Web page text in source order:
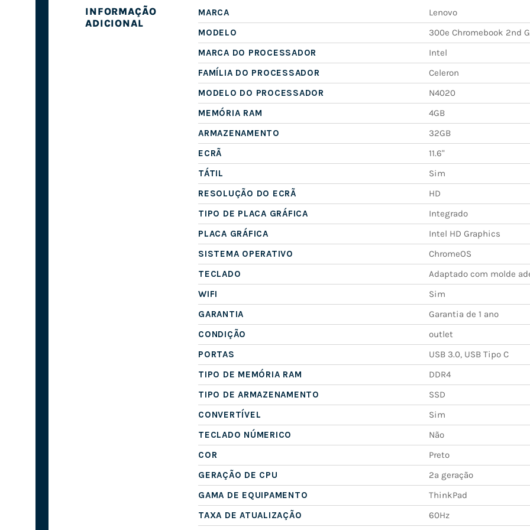
INFORMAÇÃO
ADICIONAL
MARCA
Lenovo
MODELO
300e Chromebook 2nd
MARCA DO PROCESSADOR
Intel
FAMÍLIA DO PROCESSADOR
Celeron
MODELO DO PROCESSADOR
N4020
MEMÓRIA RAM
4GB
ARMAZENAMENTO
32GB
ECRÃ
11.6"
TÁTIL
Sim
RESOLUÇÃO DO ECRÃ
HD
TIPO DE PLACA GRÁFICA
Integrado
PLACA GRÁFICA
Intel HD Graphics
SISTEMA OPERATIVO
ChromeOS
TECLADO
Adaptado com molde
WIFI
Sim
GARANTIA
Garantia de 1 ano
CONDIÇÃO
outlet
PORTAS
USB 3.0, USB Tipo C
TIPO DE MEMÓRIA RAM
DDR4
TIPO DE ARMAZENAMENTO
SSD
CONVERTÍVEL
Sim
TECLADO NÚMERICO
Não
COR
Preto
GERAÇÃO DE CPU
2ª geração
GAMA DE EQUIPAMENTO
ThinkPad
TAXA DE ATUALIZAÇÃO
60Hz